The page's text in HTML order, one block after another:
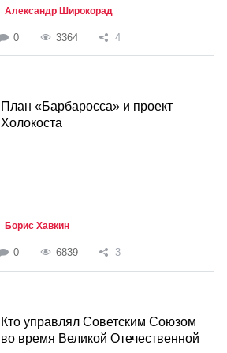
Александр Широкорад
0 3364 4
План «Барбаросса» и проект
Холокоста
Борис Хавкин
0 6839 3
Кто управлял Советским Союзом
во время Великой Отечественной